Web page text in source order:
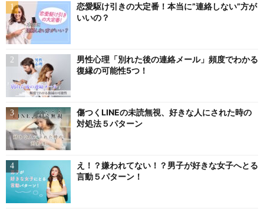
恋愛駆け引きの大定番！本当に”連絡しない”方が
いいの？
男性心理「別れた後の連絡メール」頻度でわかる
復縁の可能性5つ！
傷つくLINEの未読無視、好きな人にされた時の
対処法５パターン
え！？嫌われてない！？男子が好きな女子へとる
言動５パターン！